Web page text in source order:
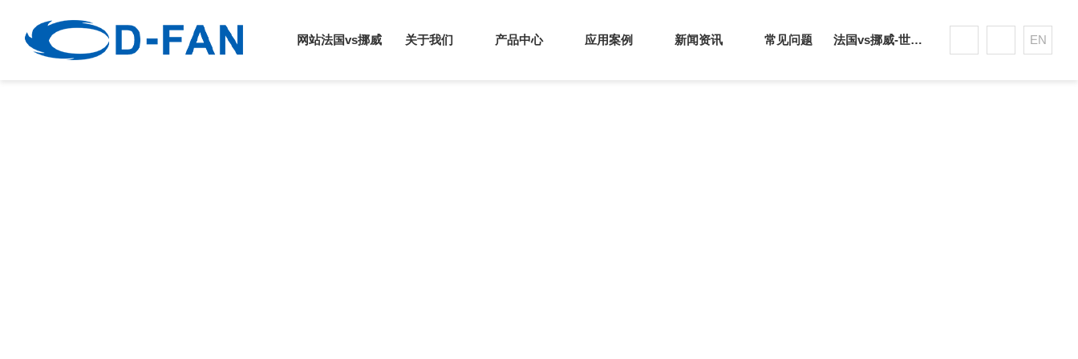
网站法国vs挪威 关于我们 产品中心 应用案例 新闻资讯 常见问题 法国vs挪威-世界杯赛事平台 EN